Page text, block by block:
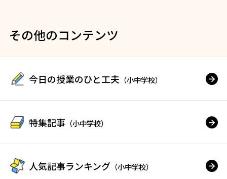
その他のコンテンツ
今日の授業のひと工夫 （小中学校）
特集記事 （小中学校）
人気記事ランキング （小中学校）